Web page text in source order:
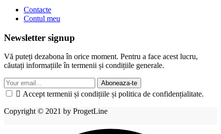
Contacte
Contul meu
Newsletter signup
Vă puteți dezabona în orice moment. Pentru a face acest lucru,
căutați informațiile în termenii și condițiile generale.
Aboneaza-te
 Accept termenii și condițiile și politica de confidențialitate.
Copyright © 2021 by ProgetLine